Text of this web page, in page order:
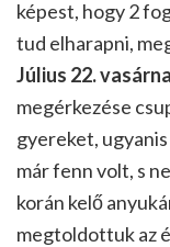
képest, hogy 2
tud elharapni,
Július 22.
megérkezése
gyereket,
már fenn volt, s
korán kelő
megtoldottuk az